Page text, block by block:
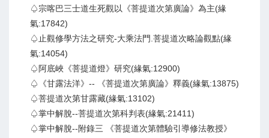
♤宗喀巴三士道生死觀以《菩提道次第廣論》為主(緣
氣:17842)
♤止觀修學方法之研究-大乘法門.菩提道次略論觀點(緣
氣:14054)
♤阿底峽《菩提道燈》研究(緣氣:12900)
♤《甘露法洋》-- 《菩提道次第廣論》釋義(緣氣:13875)
♤菩提道次第甘露藏(緣氣:13102)
♤掌中解脫--菩提道次第科判表(緣氣:21411)
♤掌中解脫--附錄三 《菩提道次第體驗引導修法教授》